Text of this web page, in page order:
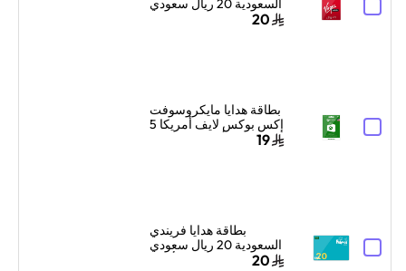
إرسال الرمز الرقمي20
بطاقة هدايا مايكروسوفت
إكس بوكس لايف أمريكا 5
19
بطاقة هدايا فريندي
السعودية 20 ريال سعودي
20